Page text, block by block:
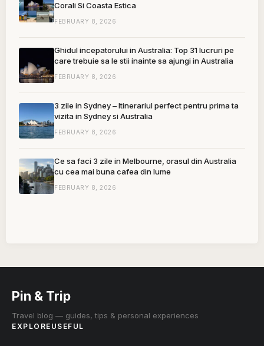
Corali Si Coasta Estica
FEBRUARY 8, 2026
Ghidul incepatorului in Australia: Top 31 lucruri pe
care trebuie sa le stii inainte sa ajungi in Australia
FEBRUARY 8, 2026
3 zile in Sydney – Itinerariul perfect pentru prima ta
vizita in Sydney si Australia
FEBRUARY 8, 2026
Ce sa faci 3 zile in Melbourne, orasul din Australia
cu cea mai buna cafea din lume
FEBRUARY 8, 2026
Pin & Trip
Travel blog — guides, tips & personal experiences
EXPLORE USEFUL